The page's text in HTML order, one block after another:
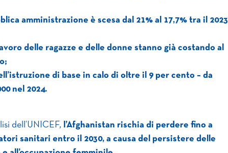
amministrazione è scesa dal 21% al 17,7% tra il 2023
delle ragazze e delle donne stanno già costando al
di base in calo di oltre il 9 per cento – da
nel 2024.
dell’UNICEF, l’Afghanistan rischia di perdere fino a
sanitari entro il 2030, a causa del persistere delle